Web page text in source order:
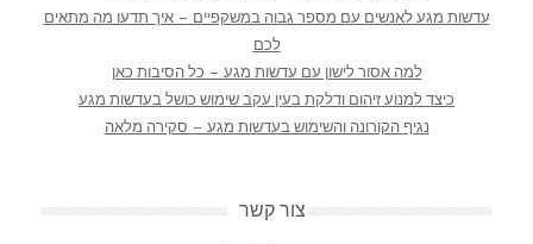
עדשות מגע לאנשים עם מספר גבוה במשקפיים – איך תדעו מה מתאים
לכם
למה אסור לישון עם עדשות מגע – כל הסיבות כאן
כיצד למנוע זיהום ודלקת בעין עקב שימוש כושל בעדשות מגע
נגיף הקורונה והשימוש בעדשות מגע – סקירה מלאה
צור קשר